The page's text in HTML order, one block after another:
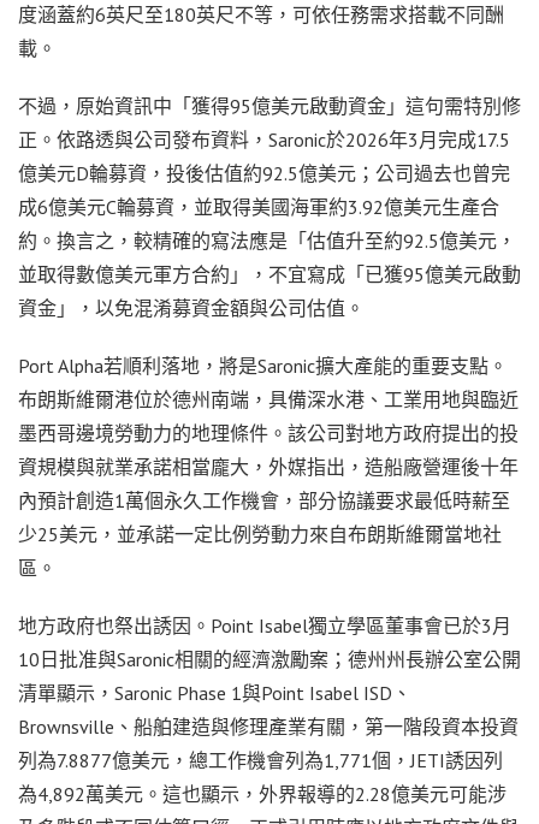
度涵蓋約6英尺至180英尺不等，可依任務需求搭載不同酬
載。
不過，原始資訊中「獲得95億美元啟動資金」這句需特別修
正。依路透與公司發布資料，Saronic於2026年3月完成17.5
億美元D輪募資，投後估值約92.5億美元；公司過去也曾完
成6億美元C輪募資，並取得美國海軍約3.92億美元生產合
約。換言之，較精確的寫法應是「估值升至約92.5億美元，
並取得數億美元軍方合約」，不宜寫成「已獲95億美元啟動
資金」，以免混淆募資金額與公司估值。
Port Alpha若順利落地，將是Saronic擴大產能的重要支點。
布朗斯維爾港位於德州南端，具備深水港、工業用地與臨近
墨西哥邊境勞動力的地理條件。該公司對地方政府提出的投
資規模與就業承諾相當龐大，外媒指出，造船廠營運後十年
內預計創造1萬個永久工作機會，部分協議要求最低時薪至
少25美元，並承諾一定比例勞動力來自布朗斯維爾當地社
區。
地方政府也祭出誘因。Point Isabel獨立學區董事會已於3月
10日批准與Saronic相關的經濟激勵案；德州州長辦公室公開
清單顯示，Saronic Phase 1與Point Isabel ISD、
Brownsville、船舶建造與修理產業有關，第一階段資本投資
列為7.8877億美元，總工作機會列為1,771個，JETI誘因列
為4,892萬美元。這也顯示，外界報導的2.28億美元可能涉